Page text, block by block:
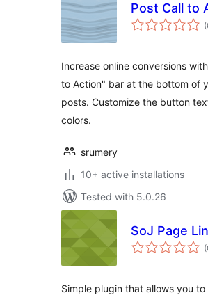
Post Call to
Increase online conversions
to Action" bar at the bottom of
posts. Customize the button
colors.
srumery
10+ active installations
Tested with 5.0.26
SoJ Page
Simple plugin that allows you to